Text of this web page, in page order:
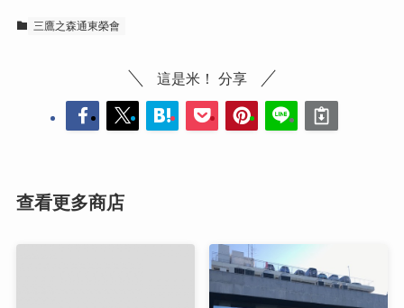
三鷹之森通東榮會
這是米！ 分享
查看更多商店